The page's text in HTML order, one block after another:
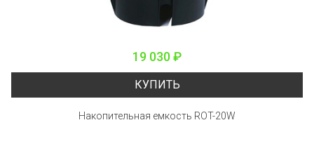
19 030 ₽
КУПИТЬ
Накопительная емкость ROT-20W